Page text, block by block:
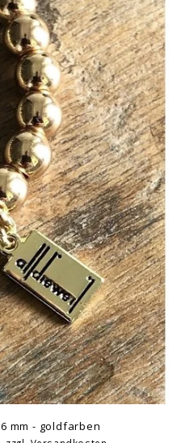
mm - goldfarben